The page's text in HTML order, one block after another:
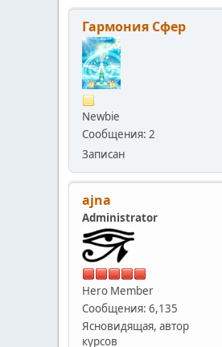
Гармония Сфер
Newbie
Сообщения: 2
Записан
ajna
Administrator
Hero Member
Сообщения: 6,135
Ясновидящая, автор
курсов